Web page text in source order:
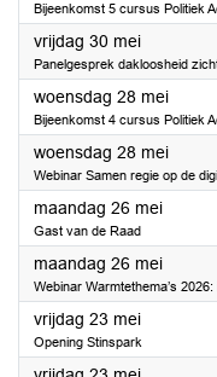
Bijeenkomst 5 cursus Politiek
vrijdag 30 mei2025
Panelgesprek dakloosheid
woensdag 28 mei2025
Bijeenkomst 4 cursus Politiek
woensdag 28 mei2025
Webinar Samen regie op de
maandag 26 mei2025
Gast van de Raad
maandag 26 mei2025
Webinar Warmtethema’s
vrijdag 23 mei2025
Opening Stinspark